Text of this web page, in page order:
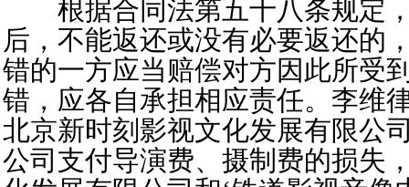
根据合同法第五十八条规定
后，不能返还或没有必要返还的
错的一方应当赔偿对方因此所受
错，应各自承担相应责任。李维
北京新时刻影视文化发展有限公
公司支付导演费、摄制费的损失